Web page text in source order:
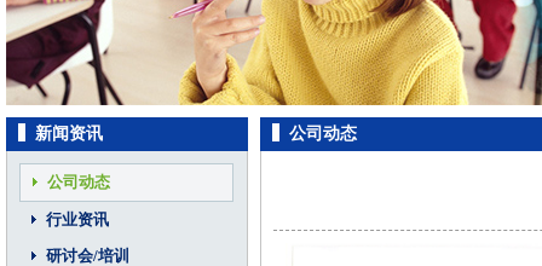
新闻资讯
公司动态
行业资讯
研讨会/培训
公司动态